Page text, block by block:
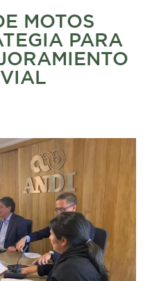
MOTOS
PARA